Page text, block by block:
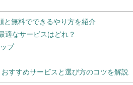
と無料でできるやり方を紹介
適なサービスはどれ？
プ
すすめサービスと選び方のコツを解説